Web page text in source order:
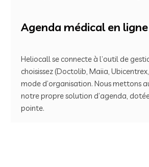
Agenda médical en ligne
Heliocall se connecte à l’outil de
choisissez (Doctolib, Maiia,
mode d’organisation. Nous mettons
notre propre solution d’agenda,
pointe.